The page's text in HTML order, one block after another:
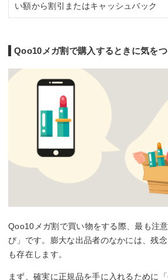
い額から割引またはキャッシュバック
Qoo10メガ割で購入するときに気を
Qoo10メガ割で買い物をする際、最も注
び」です。膨大な出品者のなかには、残
も存在します。
まず、確実に正規品を手に入れるために